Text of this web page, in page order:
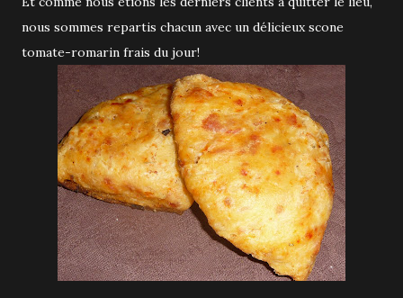
nous sommes repartis chacun avec un délicieux scone
tomate-romarin frais du jour!